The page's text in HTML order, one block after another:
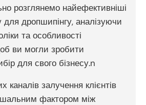
розглянемо найефективніші
для дропшипінгу, аналізуючи
та особливості
ви могли зробити
для свого бізнесу.n
каналів залучення клієнтів
фактором між